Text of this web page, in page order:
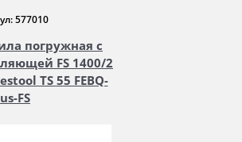
577010
погружная с
FS 1400/2
TS 55 FEBQ-
FS